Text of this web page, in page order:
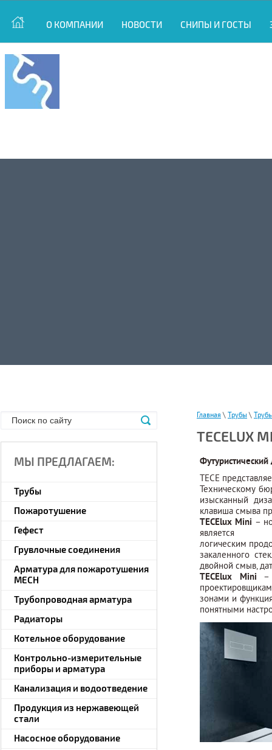
О КОМПАНИИ НОВОСТИ СНИПЫ И ГОСТЫ
Главная \ Трубы \
TECELUX
TECE
Техническому
изысканный
клавиша смыва
TECElux Mini –
является
логическим
закаленного
двойной смыв,
TECElux Mini –
зонами и
понятными
МЫ ПРЕДЛАГАЕМ:
Трубы
Пожаротушение
Гефест
Грувлочные соединения
Арматура для пожаротушения
MECH
Трубопроводная арматура
Радиаторы
Котельное оборудование
Контрольно-измерительные
приборы и арматура
Канализация и водоотведение
Продукция из нержавеющей
стали
Насосное оборудование